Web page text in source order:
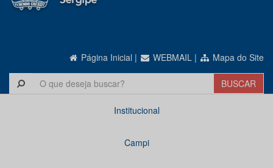
Página Inicial | WEBMAIL | Mapa do Site
Institucional
Campi